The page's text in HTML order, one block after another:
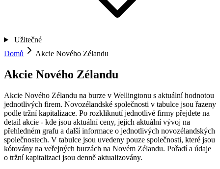
Užitečné
Domů
Akcie Nového Zélandu
Akcie Nového Zélandu
Akcie Nového Zélandu na burze v Wellingtonu s aktuální hodnotou
jednotlivých firem. Novozélandské společnosti v tabulce jsou řazeny
podle tržní kapitalizace. Po rozkliknutí jednotlivé firmy přejdete na
detail akcie - kde jsou aktuální ceny, jejich aktuální vývoj na
přehledném grafu a další informace o jednotlivých novozélandských
společnostech. V tabulce jsou uvedeny pouze společnosti, které jsou
kótovány na veřejných burzách na Novém Zélandu. Pořadí a údaje
o tržní kapitalizaci jsou denně aktualizovány.